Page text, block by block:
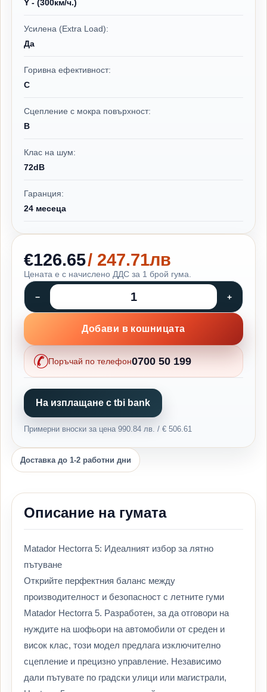
Y - (300км/ч.)
Усилена (Extra Load):
Да
Горивна ефективност:
C
Сцепление с мокра повърхност:
B
Клас на шум:
72dB
Гаранция:
24 месеца
€126.65/ 247.71лв
Цената е с начислено ДДС за 1 брой гума.
Добави в кошницата
Поръчай по телефон0700 50 199
На изплащане с tbi bank
Примерни вноски за цена 990.84 лв. / € 506.61
Доставка до 1-2 работни дни
Описание на гумата
Matador Hectorra 5: Идеалният избор за лятно
пътуване
Открийте перфектния баланс между
производителност и безопасност с летните гуми
Matador Hectorra 5. Разработен, за да отговори на
нуждите на шофьори на автомобили от среден и
висок клас, този модел предлага изключително
сцепление и прецизно управление. Независимо
дали пътувате по градски улици или магистрали,